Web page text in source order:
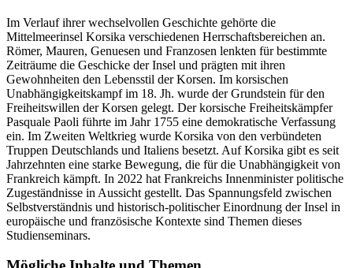
Im Verlauf ihrer wechselvollen Geschichte gehörte die
Mittelmeerinsel Korsika verschiedenen Herrschaftsbereichen an.
Römer, Mauren, Genuesen und Franzosen lenkten für bestimmte
Zeiträume die Geschicke der Insel und prägten mit ihren
Gewohnheiten den Lebensstil der Korsen. Im korsischen
Unabhängigkeitskampf im 18. Jh. wurde der Grundstein für den
Freiheitswillen der Korsen gelegt. Der korsische Freiheitskämpfer
Pasquale Paoli führte im Jahr 1755 eine demokratische Verfassung
ein. Im Zweiten Weltkrieg wurde Korsika von den verbündeten
Truppen Deutschlands und Italiens besetzt. Auf Korsika gibt es seit
Jahrzehnten eine starke Bewegung, die für die Unabhängigkeit von
Frankreich kämpft. In 2022 hat Frankreichs Innenminister politische
Zugeständnisse in Aussicht gestellt. Das Spannungsfeld zwischen
Selbstverständnis und historisch-politischer Einordnung der Insel in
europäische und französische Kontexte sind Themen dieses
Studienseminars.